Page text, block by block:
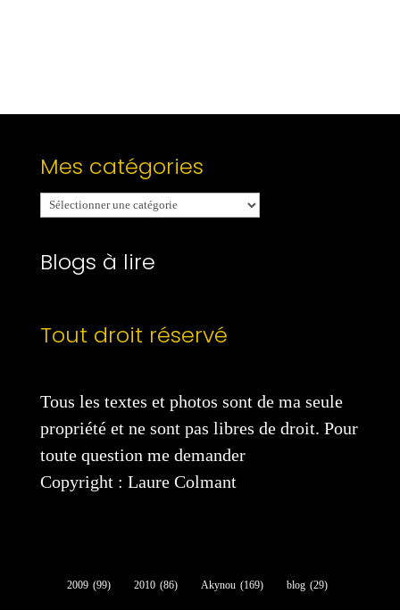
Mes catégories
Mes
catégories
Blogs à lire
Tout droit réservé
Tous les textes et photos sont de ma seule
propriété et ne sont pas libres de droit. Pour
toute question me demander
Copyright : Laure Colmant
2009 (99) 2010 (86) Akynou (169) blog (29)